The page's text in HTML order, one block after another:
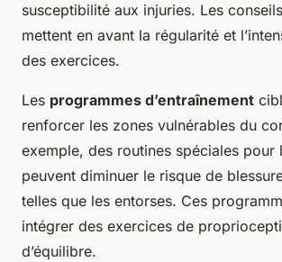
susceptibilité aux injuries. Les
mettent en avant la régularité et
des exercices.
Les programmes d’entraînement
renforcer les zones vulnérables du
exemple, des routines spéciales pour
peuvent diminuer le risque de
telles que les entorses. Ces
intégrer des exercices de
d’équilibre.